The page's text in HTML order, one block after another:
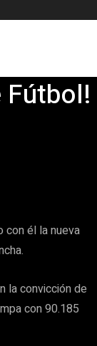
Fútbol!
con él la nueva
la convicción de
con 90.185